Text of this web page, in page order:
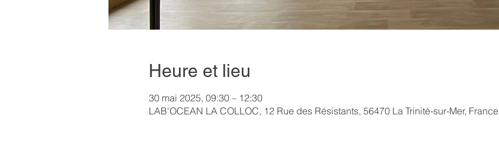
Heure et lieu
30 mai 2025, 09:30 – 12:30
LAB'OCEAN LA COLLOC, 12 Rue des Résistants, 56470 La Trinité-sur-Mer, France